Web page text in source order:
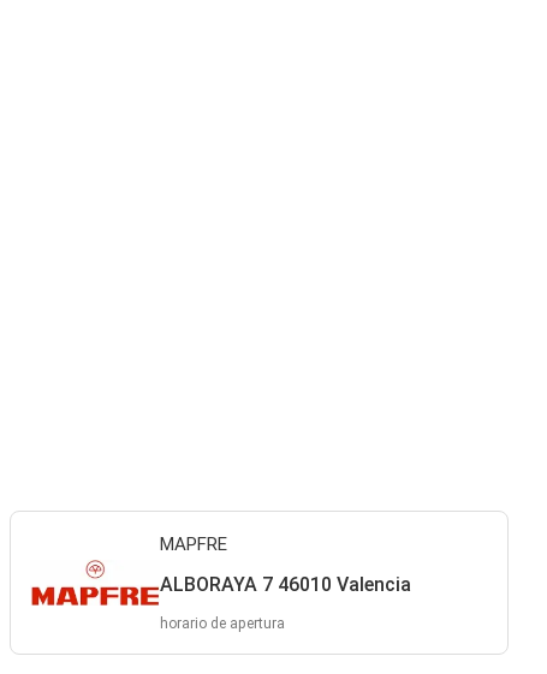
MAPFRE
ALBORAYA 7 46010 Valencia
horario de apertura